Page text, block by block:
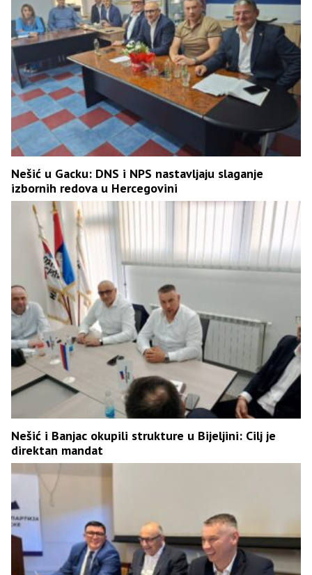
Nešić u Gacku: DNS i NPS nastavljaju slaganje
izbornih redova u Hercegovini
Nešić i Banjac okupili strukture u Bijeljini: Cilj je
direktan mandat